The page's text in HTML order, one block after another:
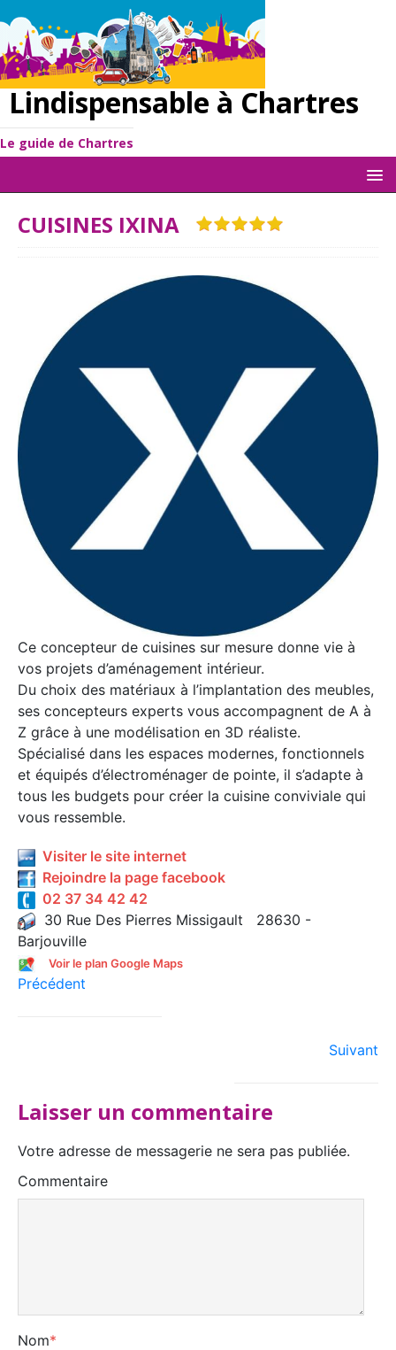
Lindispensable à Chartres
Le guide de Chartres
CUISINES IXINA
Ce concepteur de cuisines sur mesure donne vie à
vos projets d’aménagement intérieur.
Du choix des matériaux à l’implantation des meubles,
ses concepteurs experts vous accompagnent de A à
Z grâce à une modélisation en 3D réaliste.
Spécialisé dans les espaces modernes, fonctionnels
et équipés d’électroménager de pointe, il s’adapte à
tous les budgets pour créer la cuisine conviviale qui
vous ressemble.
Visiter le site internet
Rejoindre la page facebook
02 37 34 42 42
30 Rue Des Pierres Missigault 28630 -
Barjouville
Voir le plan Google Maps
Précédent
Suivant
Laisser un commentaire
Votre adresse de messagerie ne sera pas publiée.
Commentaire
Nom*